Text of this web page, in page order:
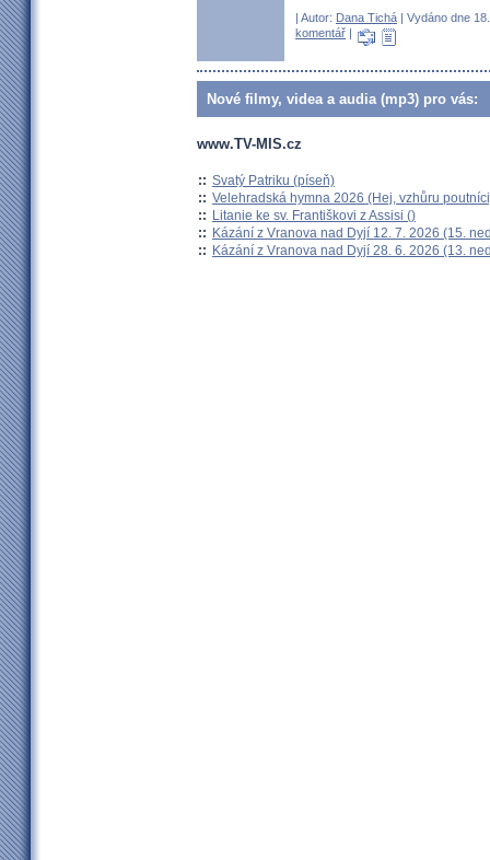
| Autor: Dana Tichá | Vydáno dne
komentář |
Nové filmy, videa a audia (mp3) pro vás:
www.TV-MIS.cz
:: Svatý Patriku (píseň)
:: Velehradská hymna 2026 (Hej, vzhůru
:: Litanie ke sv. Františkovi z Assisi ()
:: Kázání z Vranova nad Dyjí 12. 7. 2026 (15.
:: Kázání z Vranova nad Dyjí 28. 6. 2026 (13.